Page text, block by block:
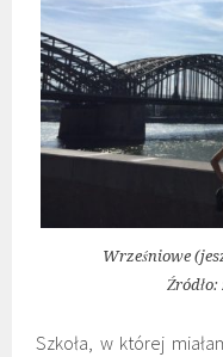
Wrześniowe
Szkoła, w której